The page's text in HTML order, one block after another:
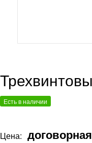
Есть в наличии
Цена: договорная